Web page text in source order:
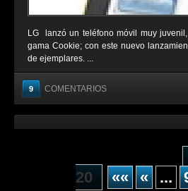
LG lanzó un teléfono móvil muy
gama Cookie; con este nuevo
de ejemplares. ...
9 COMENTARIOS
20
«« « ...